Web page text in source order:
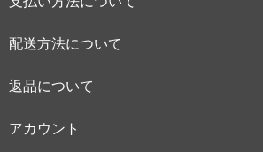
配送方法について
返品について
アカウント